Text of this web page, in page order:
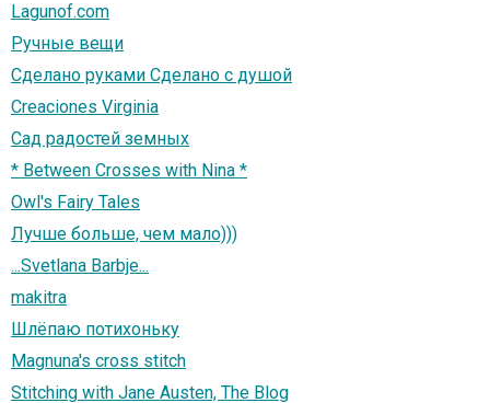
Lagunof.com
Ручные вещи
Сделано руками Сделано с душой
Creaciones Virginia
Сад радостей земных
* Between Crosses with Nina *
Owl's Fairy Tales
Лучше больше, чем мало)))
...Svetlana Barbje...
makitra
Шлёпаю потихоньку
Magnuna's cross stitch
Stitching with Jane Austen, The Blog